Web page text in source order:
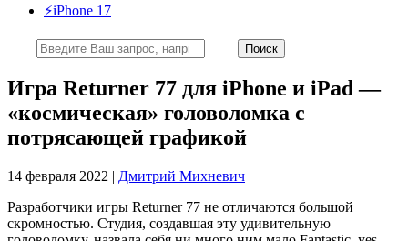
⚡️iPhone 17
Игра Returner 77 для iPhone и iPad —
«космическая» головоломка с
потрясающей графикой
14 февраля 2022 | Дмитрий Михневич
Разработчики игры Returner 77 не отличаются большой
скромностью. Студия, создавшая эту удивительную